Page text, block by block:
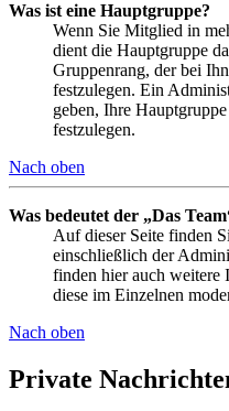
Was ist eine Hauptgruppe?
Wenn Sie Mitglied in
dient die Hauptgruppe
Gruppenrang, der bei
festzulegen. Ein
geben, Ihre
festzulegen.
Nach oben
Was bedeutet der „Das
Auf dieser Seite finden
einschließlich der
finden hier auch weitere
diese im Einzelnen
Nach oben
Private